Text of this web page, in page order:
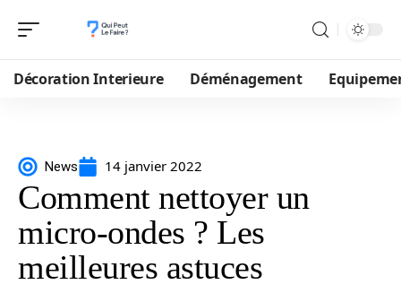
Décoration Interieure Déménagement
News 14 janvier 2022
Comment nettoyer un
micro-ondes ? Les
meilleures astuces